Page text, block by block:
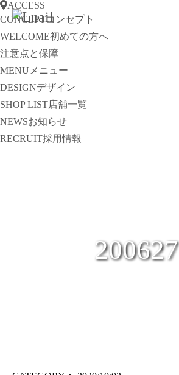
ACCESS
CONCEPTコンセプト
WELCOME初めての方へ
注意点と保障
MENU メニュー
DESIGNデザイン
SHOP LIST店舗一覧
NEWSお知らせ
RECRUIT採用情報
200627